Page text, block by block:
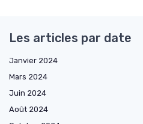
Les articles par date
Janvier 2024
Mars 2024
Juin 2024
Août 2024